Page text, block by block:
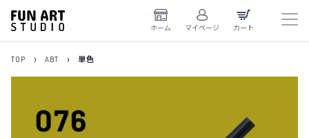
ホーム マイページ カート
TOP ABT 単色